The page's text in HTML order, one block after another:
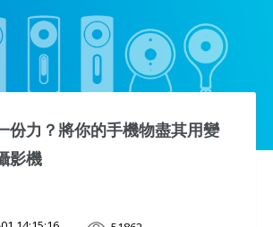
份力？將你的手機物盡其用變
影機